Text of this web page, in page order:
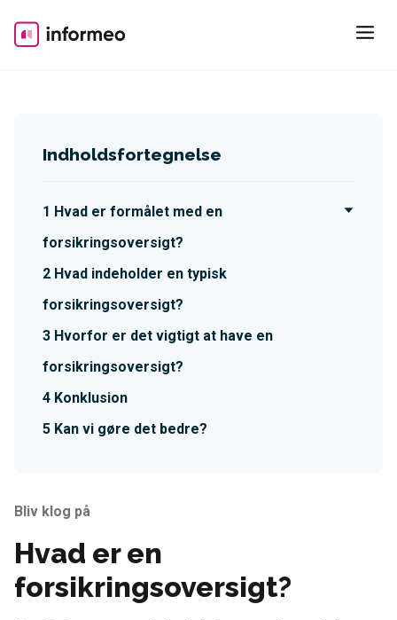
content
Bliv klog på
Hvad er en
forsikringsoversigt?
Indholdsfortegnelse
Hvad er formålet med en
forsikringsoversigt?
Hvad indeholder en typisk
forsikringsoversigt?
Hvorfor er det vigtigt at have en
forsikringsoversigt?
Konklusion
Kan vi gøre det bedre?